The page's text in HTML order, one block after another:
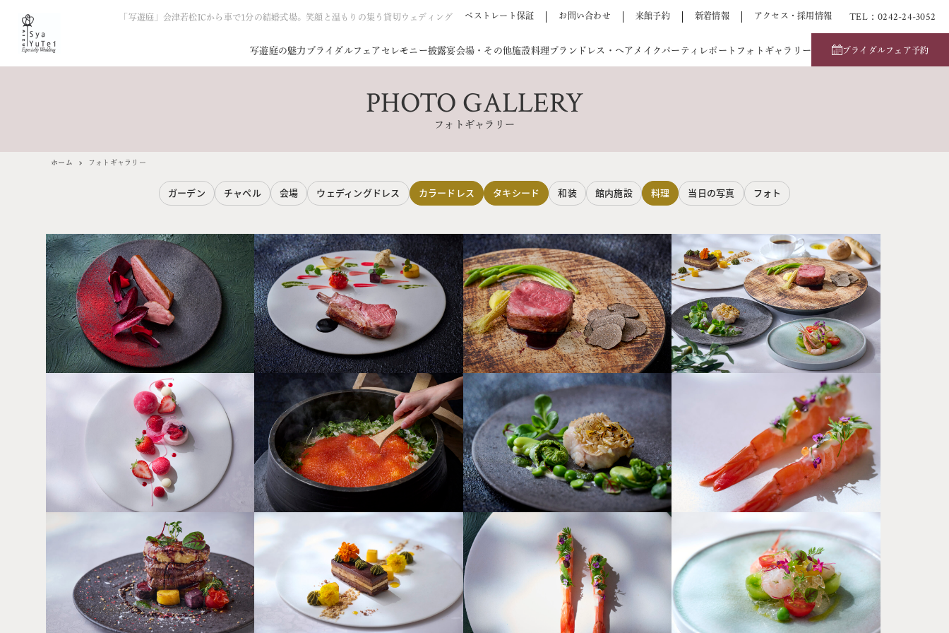
「写遊庭」会津若松ICから車で1分の結婚式場。笑顔と温もりの集う貸切ウェディング ベストレート保証 お問い合わせ 来館予約 新着情報 アクセス・採用情報 TEL：0242-24-3052
写遊庭の魅力 ブライダルフェア セレモニー披露宴会場・その他施設料理 プラン ドレス・ヘアメイク パーティレポート フォトギャラリー ブライダルフェア予約
PHOTO GALLERY
フォトギャラリー
ホーム フォトギャラリー
ガーデン チャペル 会場 ウェディングドレス カラードレス タキシード 和装 館内施設 料理 当日の写真 フォト